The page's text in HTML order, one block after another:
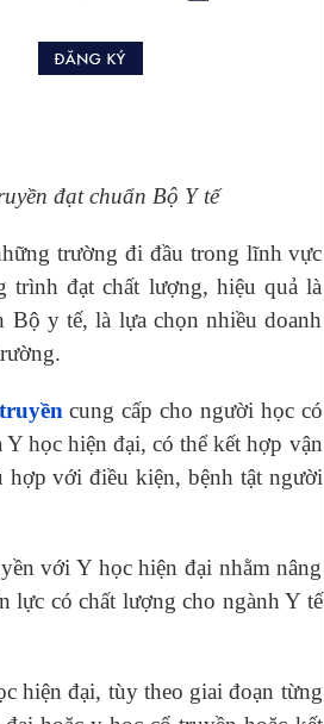
đạt chuẩn Bộ Y tế
trường đi đầu trong lĩnh vực
trình đạt chất lượng, hiệu quả là
Bộ y tế, là lựa chọn nhiều doanh
cung cấp cho người học có
học hiện đại, có thể kết hợp vận
hợp với điều kiện, bệnh tật người
với Y học hiện đại nhằm nâng
lực có chất lượng cho ngành Y tế
hiện đại, tùy theo giai đoạn từng